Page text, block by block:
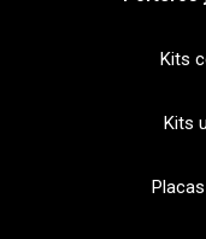
Kits
Kits